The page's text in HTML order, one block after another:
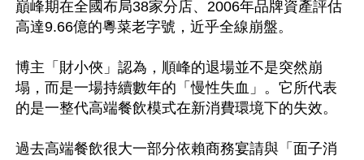
巔峰期在全國布局38家分店、2006年品牌資產評估
高達9.66億的粵菜老字號，近乎全線崩盤。
博主「財小俠」認為，順峰的退場並不是突然崩
塌，而是一場持續數年的「慢性失血」。它所代表
的是一整代高端餐飲模式在新消費環境下的失效。
過去高端餐飲很大一部分依賴商務宴請與「面子消